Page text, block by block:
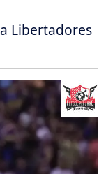
Libertadores